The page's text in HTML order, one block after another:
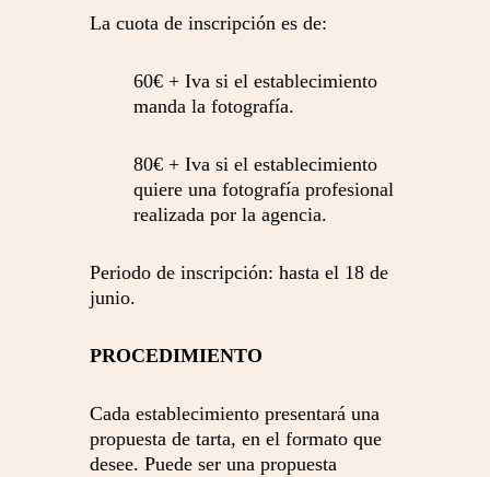
La cuota de inscripción es de:
60€ + Iva si el establecimiento
manda la fotografía.
80€ + Iva si el establecimiento
quiere una fotografía profesional
realizada por la agencia.
Periodo de inscripción: hasta el 18 de
junio.
PROCEDIMIENTO
Cada establecimiento presentará una
propuesta de tarta, en el formato que
desee. Puede ser una propuesta